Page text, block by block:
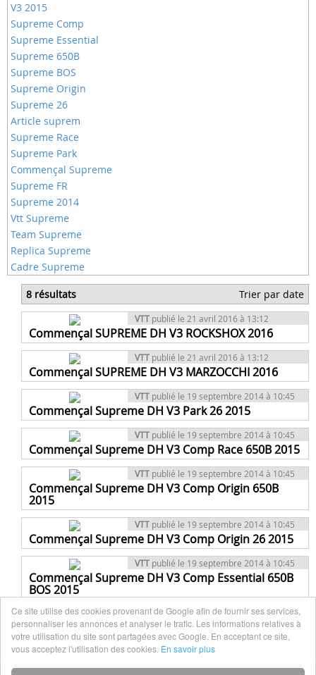
V3 2015
Supreme Comp
Supreme Essential
Supreme 650B
Supreme BOS
Supreme Origin
Supreme 26
Article suprem
Supreme Race
Supreme Park
Commençal Supreme
Supreme FR
Supreme 2014
Vtt Supreme
Team Supreme
Replica Supreme
Cadre Supreme
8 résultats Trier par date
VTT publié le 21 avril 2016 à 13:12
Commençal SUPREME DH V3 ROCKSHOX 2016
VTT publié le 21 avril 2016 à 13:12
Commençal SUPREME DH V3 MARZOCCHI 2016
VTT publié le 19 septembre 2014 à 10:45
Commençal Supreme DH V3 Park 26 2015
VTT publié le 19 septembre 2014 à 10:45
Commençal Supreme DH V3 Comp Race 650B 2015
VTT publié le 19 septembre 2014 à 10:45
Commençal Supreme DH V3 Comp Origin 650B
2015
VTT publié le 19 septembre 2014 à 10:45
Commençal Supreme DH V3 Comp Origin 26 2015
VTT publié le 19 septembre 2014 à 10:45
Commençal Supreme DH V3 Comp Essential 650B
BOS 2015
VTTpublié le 19 septembre 2014 à 10:45
Commençal Supreme DH V3 Comp Essential 650B
2015
Ce site utilise des cookies provenant de Google afin de fournir ses services,
personnaliser les annonces et analyser le trafic. Les informations relatives à
votre utilisation du site sont partagées avec Google. En acceptant ce site,
vous acceptez l'utilisation des cookies. En savoir plus